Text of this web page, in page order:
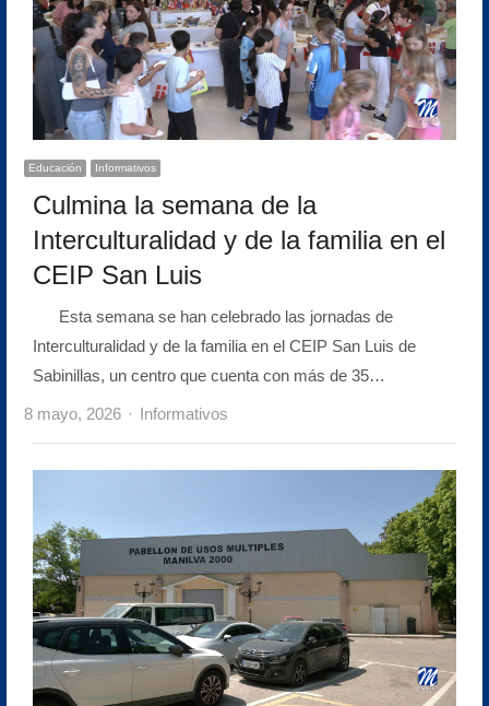
Educación Informativos
Culmina la semana de la
Interculturalidad y de la familia en el
CEIP San Luis
Esta semana se han celebrado las jornadas de
Interculturalidad y de la familia en el CEIP San Luis de
Sabinillas, un centro que cuenta con más de 35…
8 mayo, 2026 Author
Informativos